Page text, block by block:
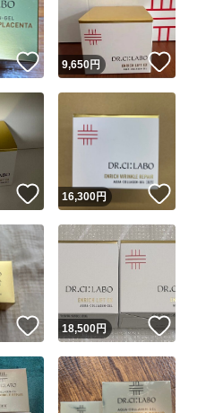
いいね！
9,650円
いいね！
16,300円
いいね！
18,500円